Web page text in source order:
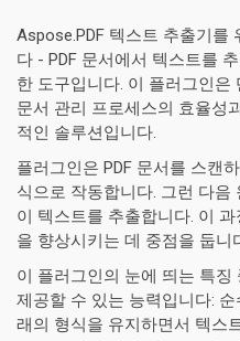
Aspose.PDF 텍스트 추출기를
다 - PDF 문서에서 텍스트를
한 도구입니다. 이 플러그인은
문서 관리 프로세스의 효율성
적인 솔루션입니다.
플러그인은 PDF 문서를 스캔
식으로 작동합니다. 그런 다음
이 텍스트를 추출합니다. 이
을 향상시키는 데 중점을 둡니
이 플러그인의 눈에 띄는 특
제공할 수 있는 능력입니다:
래의 형식을 유지하면서 텍스